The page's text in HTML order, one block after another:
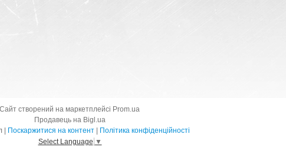
Сайт створений на маркетплейсі Prom.ua
Продавець на Bigl.ua
Центр-магнітол | Поскаржитися на контент | Політика конфіденційності
Select Language ▼